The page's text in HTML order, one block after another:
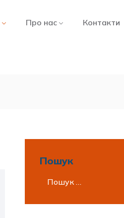
Про нас Контакти
Пошук